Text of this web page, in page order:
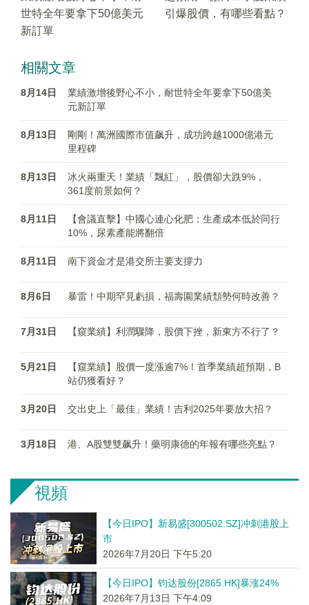
世特全年要拿下50億美元
新訂單
引爆股價，有哪些看點？
相關文章
8月14日
業績激增後野心不小，耐世特全年要拿下50億美
元新訂單
8月13日
剛剛！萬洲國際市值飙升，成功跨越1000億港元
里程碑
8月13日
冰火兩重天！業績「飄紅」，股價卻大跌9%，
361度前景如何？
8月11日
【會議直擊】中國心連心化肥：生產成本低於同行
10%，尿素產能將翻倍
8月11日 南下資金才是港交所主要支撐力
8月6日 暴雷！中期罕見虧損，福壽園業績頹勢何時改善？
7月31日 【窺業績】利潤驟降，股價下挫，新東方不行了？
5月21日
【窺業績】股價一度漲逾7%！首季業績超預期，B
站仍獲看好？
3月20日 交出史上「最佳」業績！吉利2025年要放大招？
3月18日 港、A股雙雙飙升！藥明康德的年報有哪些亮點？
視頻
【今日IPO】新易盛[300502.SZ]冲刺港股上
市
2026年7月20日 下午5:20
【今日IPO】钧达股份[2865.HK]暴涨24%
2026年7月13日 下午4:09